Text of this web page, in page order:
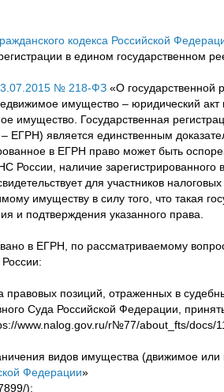
кодекса Российской
в едином государственном
№ 218-ФЗ «О государственной
имущество – юридический акт
имущество. Государственная
ЕГРН) является единственным
в ЕГРН право может быть
наличие зарегистрированного
для участников налоговых
имуществу в силу того, что такая
и подтверждения указанного права.
в ЕГРН, по рассматриваемому
позиций, отраженных в
Суда Российской Федерации,
www.nalog.gov.ru/r№77/about_fts/docs/
видов имущества (движимое
Федерации»
);